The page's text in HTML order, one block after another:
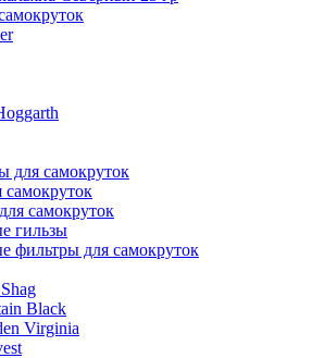
для самокруток
самокруток
самокруток
гильзы
фильтры для самокруток
Black
Virginia